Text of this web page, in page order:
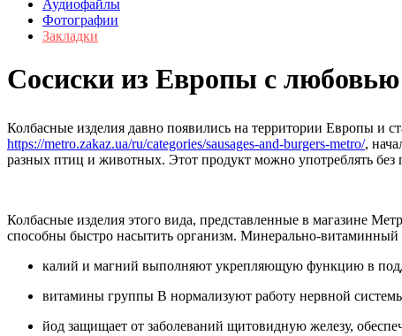
Аудиофайлы
Фотографии
Закладки
Сосиски из Европы с любовью
Колбасные изделия давно появились на территории Европы и
https://metro.zakaz.ua/ru/categories/sausages-and-burgers-metro/,
разных птиц и животных. Этот продукт можно употреблять
Колбасные изделия этого вида, представленные в магазине
способны быстро насытить организм. Минерально-витаминный
калий и магний выполняют укрепляющую функцию в
витамины группы В нормализуют работу нервной
йод защищает от заболеваний щитовидную железу,